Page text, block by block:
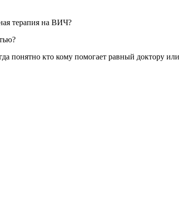
терапия на ВИЧ?
понятно кто кому помогает равный доктору